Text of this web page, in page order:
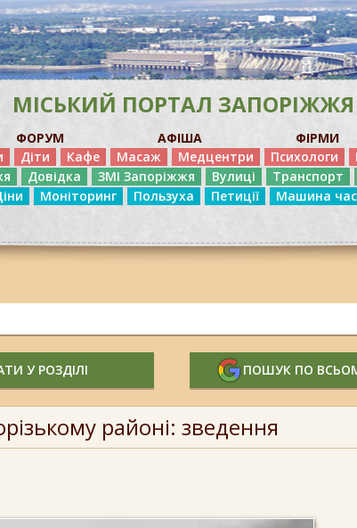
МІСЬКИЙ ПОРТАЛ ЗАПОРІЖЖЯ
ФОРУМ АФІША ФІРМИ
Діти Кафе Масаж Медцентри Психологи
Довідка ЗМІ Запоріжжя Вулиці Транспорт
Моніторинг Пользуха Петиції Машина
У РОЗДІЛІ ПОШУК ПО
районі: зведення